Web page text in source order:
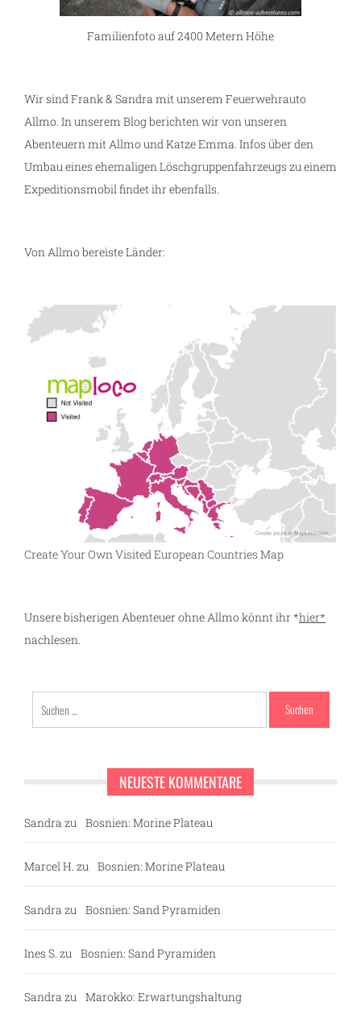
Familienfoto auf 2400 Metern Höhe
Wir sind Frank & Sandra mit unserem Feuerwehrauto
Allmo. In unserem Blog berichten wir von unseren
Abenteuern mit Allmo und Katze Emma. Infos über den
Umbau eines ehemaligen Löschgruppenfahrzeugs zu einem
Expeditionsmobil findet ihr ebenfalls.
Von Allmo bereiste Länder:
Create Your Own Visited European Countries Map
Unsere bisherigen Abenteuer ohne Allmo könnt ihr *hier*
nachlesen.
nach:
NEUESTE KOMMENTARE
Sandra zu Bosnien: Morine Plateau
Marcel H. zu Bosnien: Morine Plateau
Sandra zu Bosnien: Sand Pyramiden
Ines S. zu Bosnien: Sand Pyramiden
Sandra zu Marokko: Erwartungshaltung